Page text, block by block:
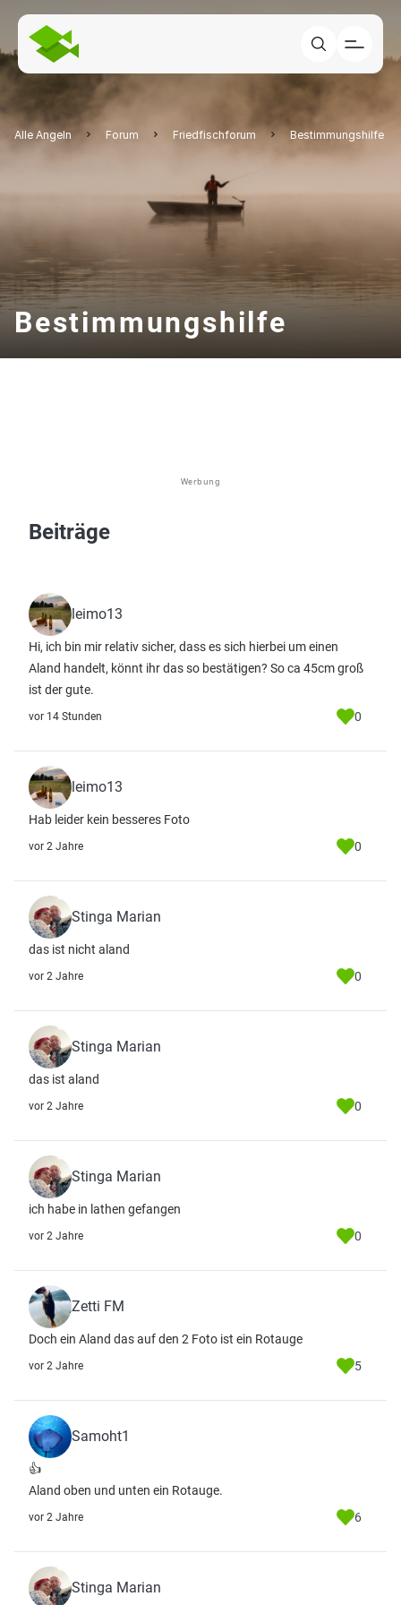
Alle Angeln Forum Friedfischforum Bestimmungshilfe
Bestimmungshilfe
Werbung
Beiträge
leimo13
Hi, ich bin mir relativ sicher, dass es sich hierbei um einen
Aland handelt, könnt ihr das so bestätigen? So ca 45cm groß
ist der gute.
vor 14 Stunden 0
leimo13
Hab leider kein besseres Foto
vor 2 Jahre 0
Stinga Marian
das ist nicht aland
vor 2 Jahre 0
Stinga Marian
das ist aland
vor 2 Jahre 0
Stinga Marian
ich habe in lathen gefangen
vor 2 Jahre 0
Zetti FM
Doch ein Aland das auf den 2 Foto ist ein Rotauge
vor 2 Jahre 5
Samoht1
👍
Aland oben und unten ein Rotauge.
vor 2 Jahre 6
Stinga Marian